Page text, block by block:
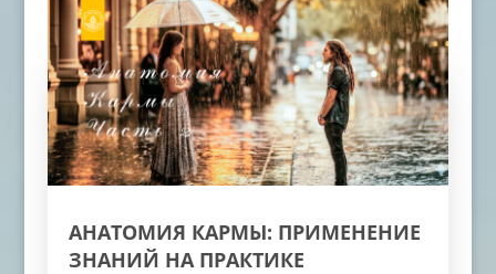
АНАТОМИЯ КАРМЫ: ПРИМЕНЕНИЕ
ЗНАНИЙ НА ПРАКТИКЕ